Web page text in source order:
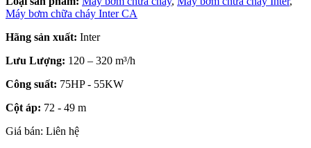
Máy bơm chữa cháy Inter CA
Hãng sản xuất: Inter
Lưu Lượng: 120 – 320 m³/h
Công suất: 75HP - 55KW
Cột áp: 72 - 49 m
Giá bán: Liên hệ